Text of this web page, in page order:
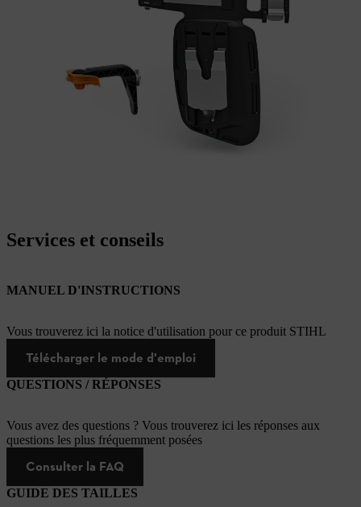
Services et conseils
MANUEL D'INSTRUCTIONS
Vous trouverez ici la notice d'utilisation pour ce produit STIHL
Télécharger le mode d'emploi
QUESTIONS / RÉPONSES
Vous avez des questions ? Vous trouverez ici les réponses aux
questions les plus fréquemment posées
Consulter la FAQ
GUIDE DES TAILLES